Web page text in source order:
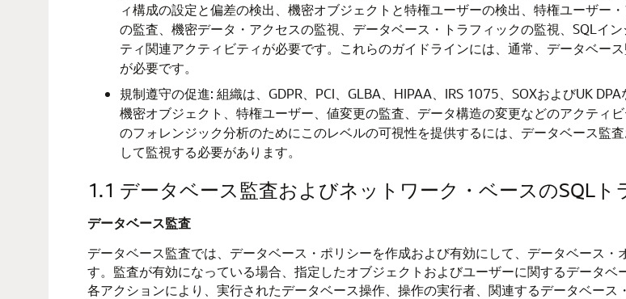
ィ構成の設定と偏差の検出、機密オブジェクトと特権ユーザーの検出、特権ユーザー
の監査、機密データ・アクセスの監視、データベース・トラフィックの監視、SQLイ
ティ関連アクティビティが必要です。これらのガイドラインには、通常、データベー
が必要です。
規制遵守の促進: 組織は、GDPR、PCI、GLBA、HIPAA、IRS 1075、SOXおよびUK
機密オブジェクト、特権ユーザー、値変更の監査、データ構造の変更などのアクティ
のフォレンジック分析のためにこのレベルの可視性を提供するには、データベース監
して監視する必要があります。
1.1 データベース監査およびネットワーク・ベースのSQLト
データベース監査
データベース監査では、データベース・ポリシーを作成および有効にして、データベース
す。監査が有効になっている場合、指定したオブジェクトおよびユーザーに関するデータ
各アクションにより、実行されたデータベース操作、操作の実行者、関連するデータベー